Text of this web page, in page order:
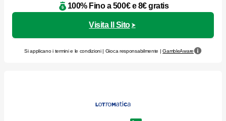
100% Fino a 500€ e 8€ gratis
Visita Il Sito
Si applicano i termini e le condizioni | Gioca responsabilmente |GambleAware